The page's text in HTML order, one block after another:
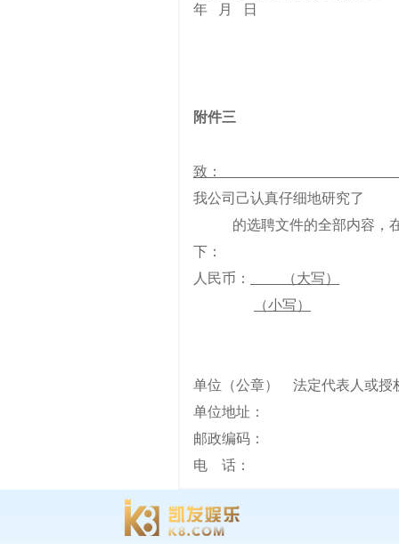
年 月 日
附件三
致
我公司己认真仔细
的选聘文件的全部内容，在
下：
人民币：
（大写）
（小写）
单位（公章） 法定代表人或授
单位地址
邮政编码：
电 话：